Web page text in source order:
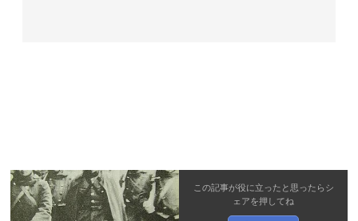
この記事が役に立ったと思ったらシ
ェアを押してね